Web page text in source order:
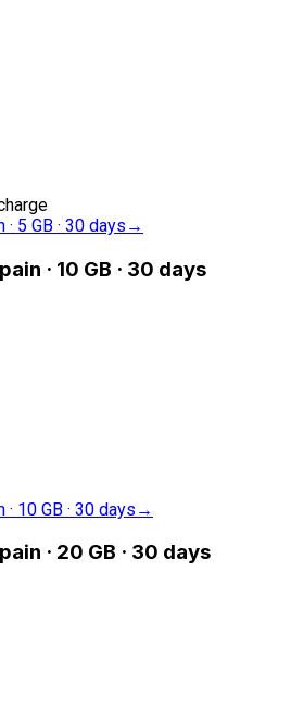
· 5 GB · 30 days →
· 10 GB · 30 days
· 10 GB · 30 days →
· 20 GB · 30 days